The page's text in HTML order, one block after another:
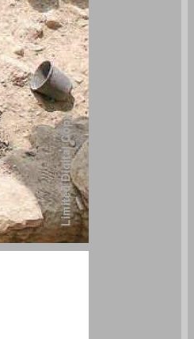
מחקרי עיר דוד וירושלים הקדומה: דברי הכנס האחד עשר ... 0